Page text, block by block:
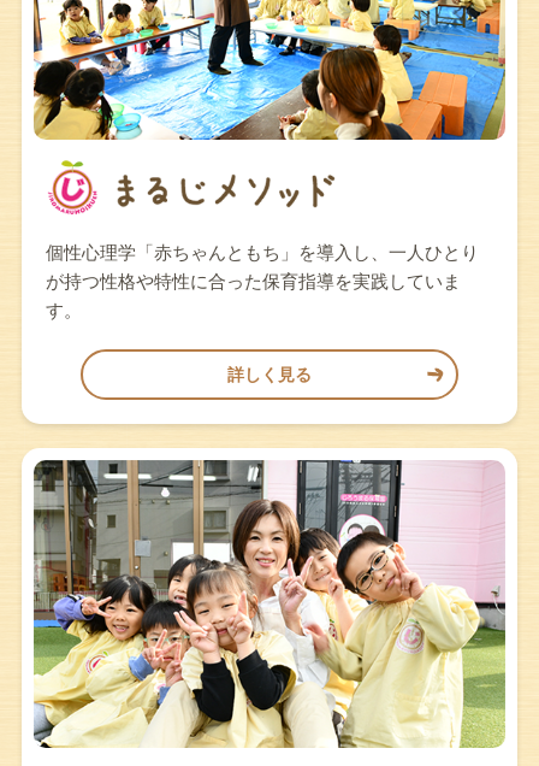
個性心理学「赤ちゃんともち」を導入し、一人ひとり
が持つ性格や特性に合った保育指導を実践していま
す。
詳しく見る